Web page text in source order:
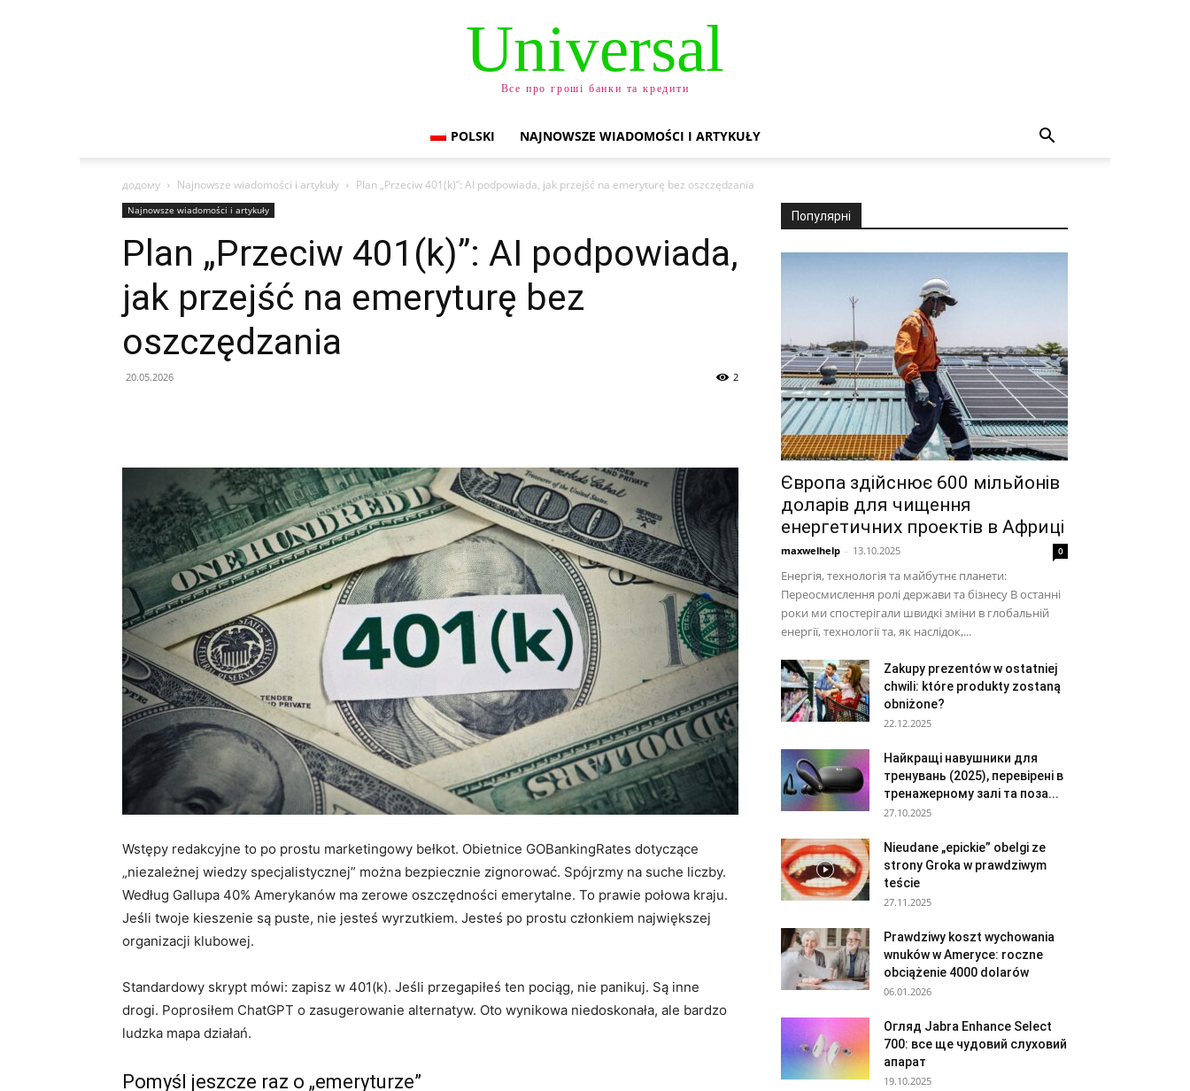
Universal
Все про гроші банки та кредити
POLSKI NAJNOWSZE WIADOMOŚCI I ARTYKUŁY
додому Najnowsze wiadomości i artykuły Plan „Przeciw 401(k)”: AI podpowiada, jak przejść na emeryturę bez oszczędzania
Najnowsze wiadomości i artykuły
Plan „Przeciw 401(k)”: AI podpowiada,
jak przejść na emeryturę bez
oszczędzania
20.05.2026 2
Wstępy redakcyjne to po prostu marketingowy bełkot. Obietnice GOBankingRates dotyczące
„niezależnej wiedzy specjalistycznej” można bezpiecznie zignorować. Spójrzmy na suche liczby.
Według Gallupa 40% Amerykanów ma zerowe oszczędności emerytalne. To prawie połowa kraju.
Jeśli twoje kieszenie są puste, nie jesteś wyrzutkiem. Jesteś po prostu członkiem największej
organizacji klubowej.
Standardowy skrypt mówi: zapisz w 401(k). Jeśli przegapiłeś ten pociąg, nie panikuj. Są inne
drogi. Poprosiłem ChatGPT o zasugerowanie alternatyw. Oto wynikowa niedoskonała, ale bardzo
ludzka mapa działań.
Pomyśl jeszcze raz o „emeryturze”
Популярні
Європа здійснює 600 мільйонів
доларів для чищення
енергетичних проектів в Африці
maxwelhelp - 13.10.2025 0
Енергія, технологія та майбутнє планети:
Переосмислення ролі держави та бізнесу В останні
роки ми спостерігали швидкі зміни в глобальній
енергії, технології та, як наслідок,...
Zakupy prezentów w ostatniej
chwili: które produkty zostaną
obniżone?
22.12.2025
Найкращі навушники для
тренувань (2025), перевірені в
тренажерному залі та поза...
27.10.2025
Nieudane „epickie” obelgi ze
strony Groka w prawdziwym
teście
27.11.2025
Prawdziwy koszt wychowania
wnuków w Ameryce: roczne
obciążenie 4000 dolarów
06.01.2026
Огляд Jabra Enhance Select
700: все ще чудовий слуховий
апарат
19.10.2025